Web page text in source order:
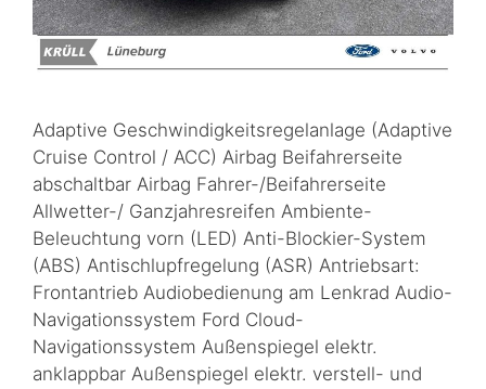
Adaptive Geschwindigkeitsregelanlage (Adaptive
Cruise Control / ACC) Airbag Beifahrerseite
abschaltbar Airbag Fahrer-/Beifahrerseite
Allwetter-/ Ganzjahresreifen Ambiente-
Beleuchtung vorn (LED) Anti-Blockier-System
(ABS) Antischlupfregelung (ASR) Antriebsart:
Frontantrieb Audiobedienung am Lenkrad Audio-
Navigationssystem Ford Cloud-
Navigationssystem Außenspiegel elektr.
anklappbar Außenspiegel elektr. verstell- und